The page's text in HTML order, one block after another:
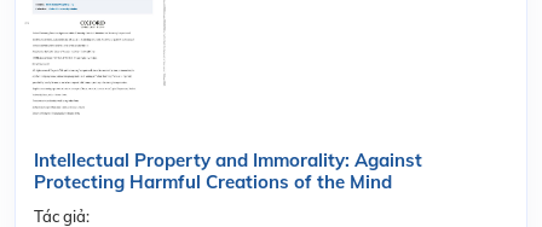
Intellectual Property and Immorality: Against
Protecting Harmful Creations of the Mind
Tác giả: